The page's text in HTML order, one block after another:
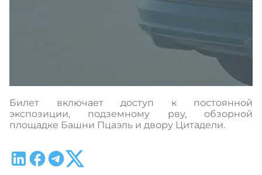
Билет включает доступ к постоянной
экспозиции, подземному рву, обзорной
площадке Башни Пцаэль и двору Цитадели.